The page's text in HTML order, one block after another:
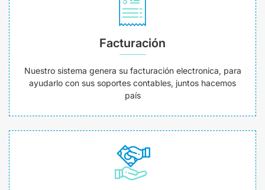
Facturación
Nuestro sistema genera su facturación electronica, para
ayudarlo con sus soportes contables, juntos hacemos
país